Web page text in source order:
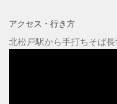
アクセス・行き方
北松戸駅から手打ちそば